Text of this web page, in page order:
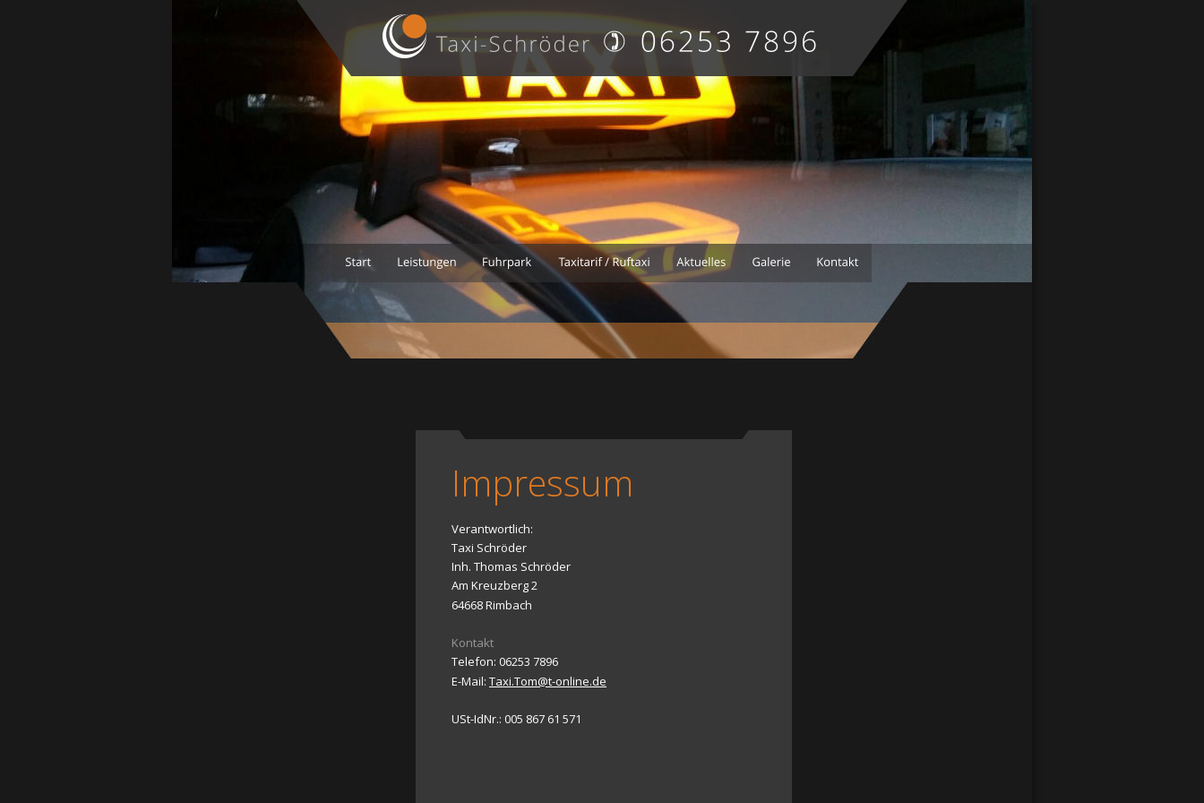
Impressum
Verantwortlich:
Taxi Schröder
Inh. Thomas Schröder
Am Kreuzberg 2
64668 Rimbach
Kontakt
Telefon: 06253 7896
E-Mail: Taxi.Tom@t-online.de
USt-IdNr.: 005 867 61 571